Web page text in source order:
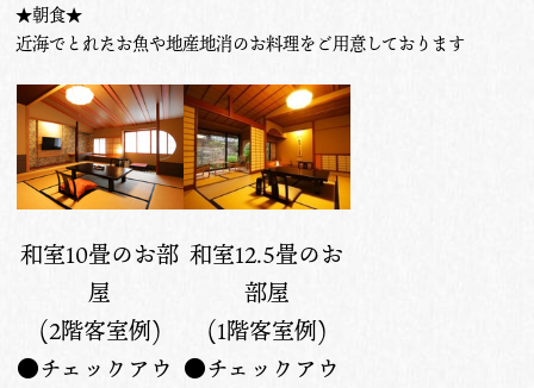
★朝食★
近海でとれたお魚や地産地消のお料理をご用意しております
和室10畳のお部
屋
(2階客室例)
●チェックアウ
和室12.5畳のお
部屋
(1階客室例)
●チェックアウ